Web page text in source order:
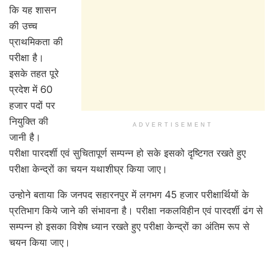
ADVERTISEMENT
कि यह शासन
की उच्च
प्राथमिकता की
परीक्षा है।
इसके तहत पूरे
प्रदेश में 60
हजार पदों पर
नियुक्ति की
जानी है।
परीक्षा पारदर्शी एवं सुचितापूर्ण सम्पन्न हो सके इसको दृष्टिगत रखते हुए
परीक्षा केन्द्रों का चयन यथाशीघ्र किया जाए।
उन्होने बताया कि जनपद सहारनपुर में लगभग 45 हजार परीक्षार्थियों के
प्रतिभाग किये जाने की संभावना है। परीक्षा नकलविहीन एवं पारदर्शी ढंग से
सम्पन्न हो इसका विशेष ध्यान रखते हुए परीक्षा केन्द्रों का अंतिम रूप से
चयन किया जाए।